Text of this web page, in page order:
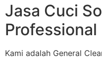
Jasa Cuci
Professional
Kami adalah General